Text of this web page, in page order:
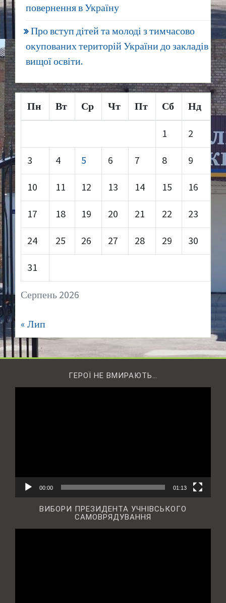
повернення в Україну
Про вступ дітей та молоді з тимчасово
окупованих територій України до закладів
вищої освіти.
Серпень 2026
Пн Вт Ср Чт Пт Сб Нд
1 2
3 4 5 6 7 8 9
10 11 12 13 14 15 16
17 18 19 20 21 22 23
24 25 26 27 28 29 30
31
« Лип
ГЕРОЇ НЕ ВМИРАЮТЬ…
00:00 01:13
ВИБОРИ ПРЕЗИДЕНТА УЧНІВСЬКОГО
САМОВРЯДУВАННЯ